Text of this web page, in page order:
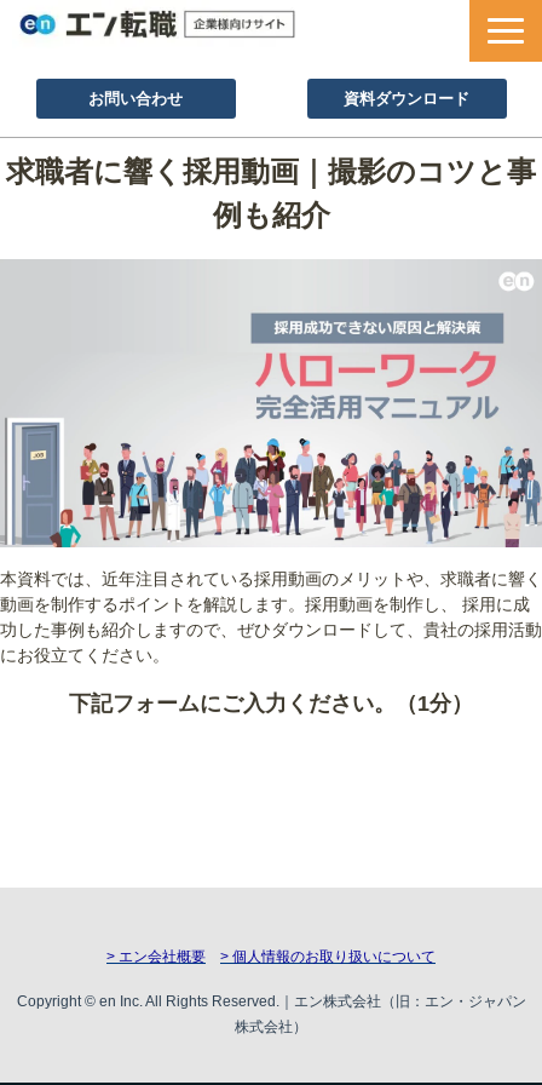
お問い合わせ 資料ダウンロード
サービス一覧
採用ノウハウ
お役立ち資料
求職者に響く採用動画｜撮影のコツと事
例も紹介
本資料では、近年注目されている採用動画のメリットや、求職者に響く
動画を制作するポイントを解説します。採用動画を制作し、 採用に成
功した事例も紹介しますので、ぜひダウンロードして、貴社の採用活動
にお役立てください。
下記フォームにご入力ください。（1分）
> エン会社概要 > 個人情報のお取り扱いについて
Copyright © en Inc. All Rights Reserved.｜エン株式会社（旧：エン・ジャパン
株式会社）